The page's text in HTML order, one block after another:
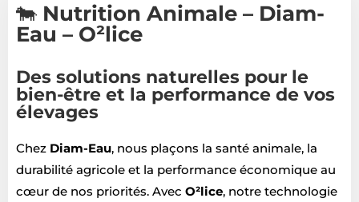
🐄 Nutrition Animale – Diam-
Eau – O²lice
Des solutions naturelles pour le
bien-être et la performance de vos
élevages
Chez Diam-Eau, nous plaçons la santé animale, la
durabilité agricole et la performance économique au
cœur de nos priorités. Avec O²lice, notre technologie